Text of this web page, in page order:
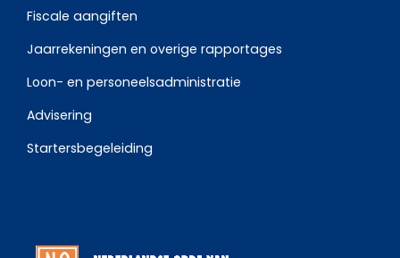
Fiscale aangiften
Jaarrekeningen en overige rapportages
Loon- en personeelsadministratie
Advisering
Startersbegeleiding